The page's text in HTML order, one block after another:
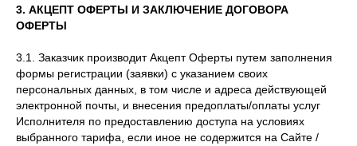
3. АКЦЕПТ ОФЕРТЫ И ЗАКЛЮЧЕНИЕ ДОГОВОРА
ОФЕРТЫ
3.1. Заказчик производит Акцепт Оферты путем заполнения
формы регистрации (заявки) с указанием своих
персональных данных, в том числе и адреса действующей
электронной почты, и внесения предоплаты/оплаты услуг
Исполнителя по предоставлению доступа на условиях
выбранного тарифа, если иное не содержится на Сайте /